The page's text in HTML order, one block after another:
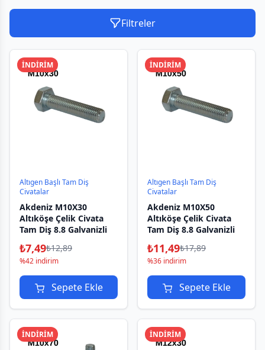
Filtreler
İNDİRİM
Altıgen Başlı Tam Diş
Civatalar
Akdeniz M10X30
Altıköşe Çelik Civata
Tam Diş 8.8 Galvanizli
₺7,49₺12,89
%42 indirim
Sepete Ekle
İNDİRİM
Altıgen Başlı Tam Diş
Civatalar
Akdeniz M10X50
Altıköşe Çelik Civata
Tam Diş 8.8 Galvanizli
₺11,49₺17,89
%36 indirim
Sepete Ekle
İNDİRİM İNDİRİM